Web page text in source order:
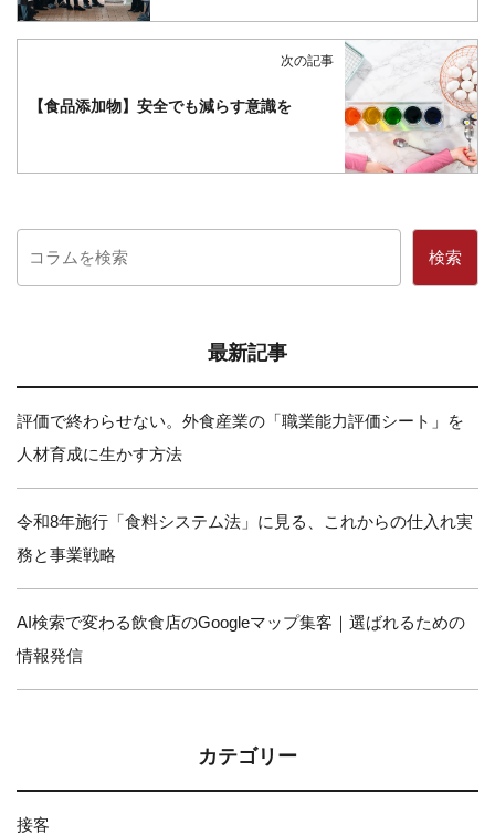
次の記事
【食品添加物】安全でも減らす意識を
検索
最新記事
評価で終わらせない。外食産業の「職業能力評価シート」を
人材育成に生かす方法
令和8年施行「食料システム法」に見る、これからの仕入れ実
務と事業戦略
AI検索で変わる飲食店のGoogleマップ集客｜選ばれるための
情報発信
カテゴリー
接客